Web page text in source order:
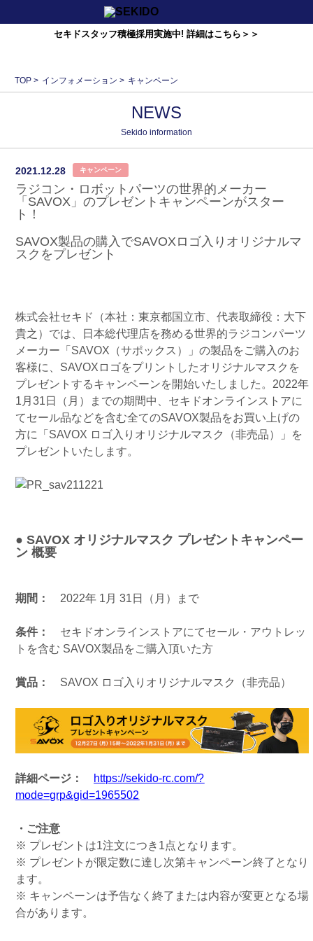
セキドスタッフ積極採用実施中! 詳細はこちら＞＞
TOP > インフォメーション > キャンペーン
NEWS
Sekido information
2021.12.28 キャンペーン
ラジコン・ロボットパーツの世界的メーカー
「SAVOX」のプレゼントキャンペーンがスター
ト！
SAVOX製品の購入でSAVOXロゴ入りオリジナルマ
スクをプレゼント
株式会社セキド（本社：東京都国立市、代表取締役：大下
貴之）では、日本総代理店を務める世界的ラジコンパーツ
メーカー「SAVOX（サポックス）」の製品をご購入のお
客様に、SAVOXロゴをプリントしたオリジナルマスクを
プレゼントするキャンペーンを開始いたしました。2022年
1月31日（月）までの期間中、セキドオンラインストアに
てセール品などを含む全てのSAVOX製品をお買い上げの
方に「SAVOX ロゴ入りオリジナルマスク（非売品）」を
プレゼントいたします。
● SAVOX オリジナルマスク プレゼントキャンペー
ン 概要
期間： 2022年 1月 31日（月）まで
条件： セキドオンラインストアにてセール・アウトレッ
トを含む SAVOX製品をご購入頂いた方
賞品： SAVOX ロゴ入りオリジナルマスク（非売品）
詳細ページ： https://sekido-rc.com/?
mode=grp&gid=1965502
・ご注意
※ プレゼントは1注文につき1点となります。
※ プレゼントが限定数に達し次第キャンペーン終了となり
ます。
※ キャンペーンは予告なく終了または内容が変更となる場
合があります。